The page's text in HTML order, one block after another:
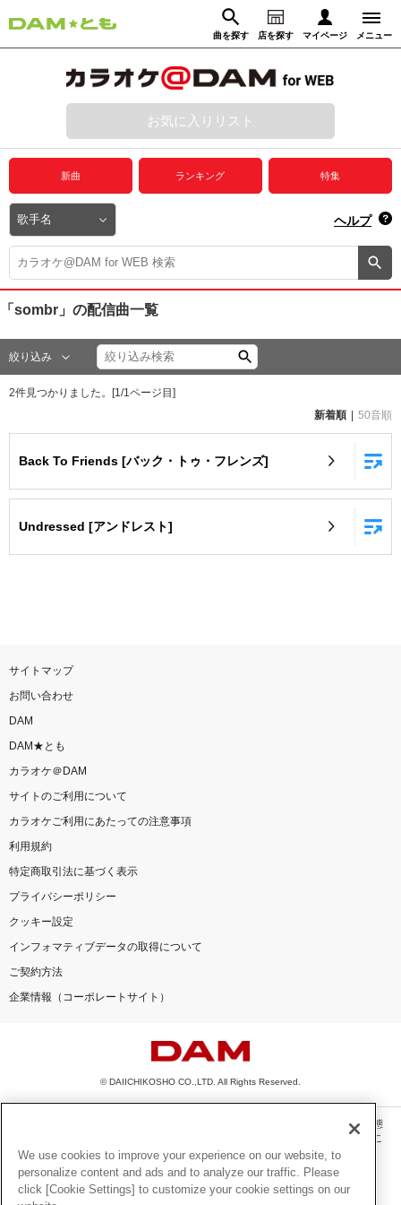
曲を探す 店を探す マイページ メニュー
動画からさがす 録音からさがす
ログイン
プレミアムサービス
DAM★とも動画
DAM★とも録音
カラオケ＠DAM
ユーザー検索
DAMの新曲・ランキングなど
お気に入りリスト
新曲 ランキング 特集
ヘルプ
「sombr」 の配信曲一覧
絞り込み
2件見つかりました。[1 /1 ページ目]
新着順
50音順
Back To Friends [バック・トゥ・フレンズ]
Undressed [アンドレスト]
サイトマップ
お問い合わせ
DAM
DAM★とも
カラオケ＠DAM
サイトのご利用について
カラオケご利用にあたっての注意事項
利用規約
特定商取引法に基づく表示
プライバシーポリシー
クッキー設定
インフォマティブデータの取得について
ご契約方法
企業情報（コーポレートサイト）
© DAIICHIKOSHO CO.,LTD. All Rights Reserved.
このサイトに掲載されている一切の文章・画像・写真・動画・音声等を、手段や形態
を問わず、著作権法の定める範囲を超えて無断で複製、転載、ファイル化などするこ
とを禁じます。
楽曲及びコンテンツは、機種によりご利用いただけない場合があります。
楽曲及びコンテンツの配信日、配信内容が変更になる場合があります。
We use cookies to improve your experience on our website, to
personalize content and ads and to analyze our traffic. Please
click [Cookie Settings] to customize your cookie settings on our